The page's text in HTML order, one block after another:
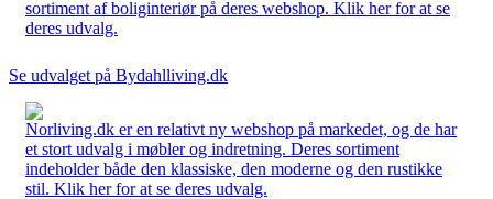
sortiment af boliginteriør på deres webshop. Klik her for at se
deres udvalg.
Se udvalget på Bydahlliving.dk
Norliving.dk er en relativt ny webshop på markedet, og de har
et stort udvalg i møbler og indretning. Deres sortiment
indeholder både den klassiske, den moderne og den rustikke
stil. Klik her for at se deres udvalg.